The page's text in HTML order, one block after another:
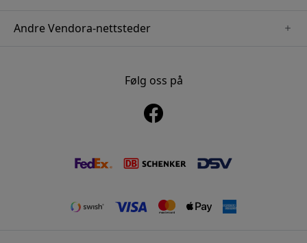
Andre Vendora-nettsteder
Følg oss på